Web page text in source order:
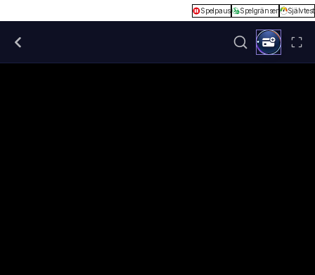
Spelpaus Spelgränser Självtest